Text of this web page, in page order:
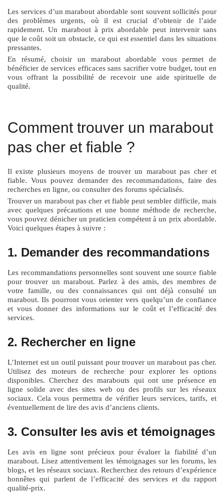
Les services d’un marabout abordable sont souvent sollicités pour
des problèmes urgents, où il est crucial d’obtenir de l’aide
rapidement. Un marabout à prix abordable peut intervenir sans
que le coût soit un obstacle, ce qui est essentiel dans les situations
pressantes.
En résumé, choisir un marabout abordable vous permet de
bénéficier de services efficaces sans sacrifier votre budget, tout en
vous offrant la possibilité de recevoir une aide spirituelle de
qualité.
Comment trouver un marabout
pas cher et fiable ?
Il existe plusieurs moyens de trouver un marabout pas cher et
fiable. Vous pouvez demander des recommandations, faire des
recherches en ligne, ou consulter des forums spécialisés.
Trouver un marabout pas cher et fiable peut sembler difficile, mais
avec quelques précautions et une bonne méthode de recherche,
vous pouvez dénicher un praticien compétent à un prix abordable.
Voici quelques étapes à suivre :
1. Demander des recommandations
Les recommandations personnelles sont souvent une source fiable
pour trouver un marabout. Parlez à des amis, des membres de
votre famille, ou des connaissances qui ont déjà consulté un
marabout. Ils pourront vous orienter vers quelqu’un de confiance
et vous donner des informations sur le coût et l’efficacité des
services.
2. Rechercher en ligne
L’Internet est un outil puissant pour trouver un marabout pas cher.
Utilisez des moteurs de recherche pour explorer les options
disponibles. Cherchez des marabouts qui ont une présence en
ligne solide avec des sites web ou des profils sur les réseaux
sociaux. Cela vous permettra de vérifier leurs services, tarifs, et
éventuellement de lire des avis d’anciens clients.
3. Consulter les avis et témoignages
Les avis en ligne sont précieux pour évaluer la fiabilité d’un
marabout. Lisez attentivement les témoignages sur les forums, les
blogs, et les réseaux sociaux. Recherchez des retours d’expérience
honnêtes qui parlent de l’efficacité des services et du rapport
qualité-prix.